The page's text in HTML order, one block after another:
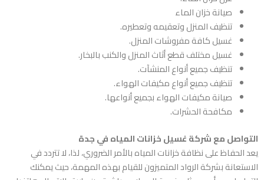
صيانة خزان الماء
تنظيف المنزل وتعقيمه وتعطيره.
غسيل كافة مفروشات المنزل.
غسيل مختلف قطع أثاث المنزل والكنب بالبخار.
تنظيف جميع أنواع المنشآت.
تنظيف جميع أنواع مكيفات الهواء.
صيانة مكيفات الهواء بجميع أنواعها.
مكافحة الحشرات.
التواصل مع شركةغسيل خزانات المياه في جدة
يعد الحفاظ على نظافة خزانات المياه بالأمر الضروري، لذا، لا تتردد في
الاستعانة بشركة الرواد المتميزون للقيام بهذه المهمة، حيث يمكنك